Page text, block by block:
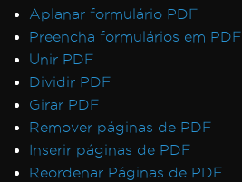
Aplanar formulário PDF
Preencha formulários em PDF
Unir PDF
Dividir PDF
Girar PDF
Remover páginas de PDF
Inserir páginas de PDF
Reordenar Páginas de PDF